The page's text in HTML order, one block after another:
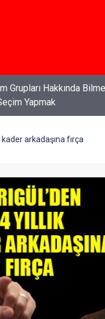
Haklarınızı Bilmek
kader arkadaşına fırça